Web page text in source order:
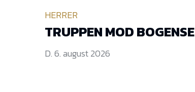
HERRER
TRUPPEN MOD BOGENSE
D. 6. august 2026